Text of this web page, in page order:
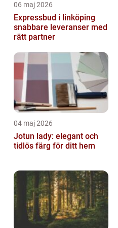
06 maj 2026
Expressbud i linköping
snabbare leveranser med
rätt partner
04 maj 2026
Jotun lady: elegant och
tidlös färg för ditt hem